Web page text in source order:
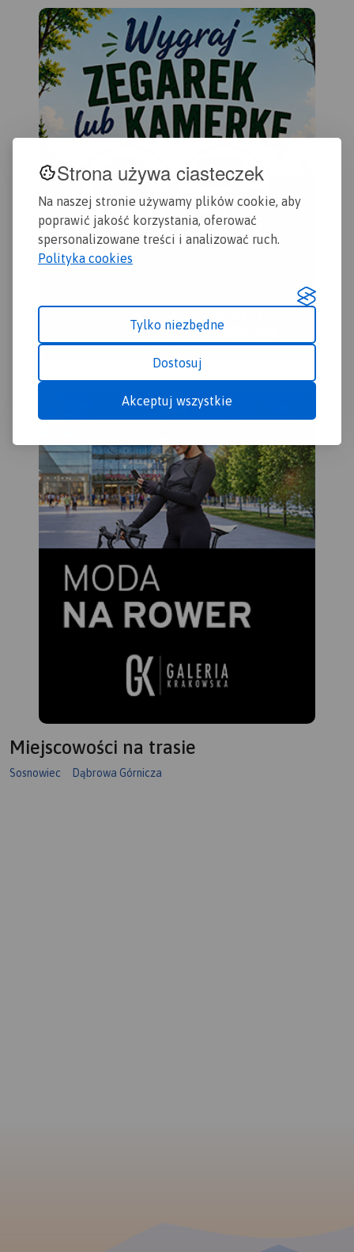
Strona używa ciasteczek
Na naszej stronie używamy plików cookie, aby
poprawić jakość korzystania, oferować
spersonalizowane treści i analizować ruch.
Polityka cookies
Tylko niezbędne
Dostosuj
Akceptuj wszystkie
Miejscowości na trasie
Sosnowiec Dąbrowa Górnicza